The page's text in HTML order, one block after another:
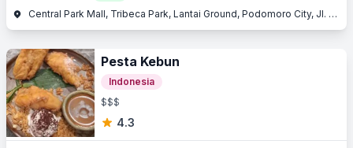
Central Park Mall, Tribeca Park, Lantai Ground, Podomoro City, Jl. Letjend. S. Parman Kav. 28, Slipi, Jakarta Barat, Jakarta
Pesta Kebun
Indonesia
$$$
4.3